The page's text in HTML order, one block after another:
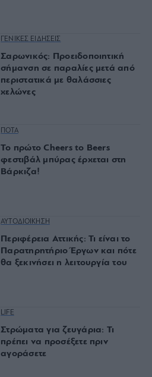
ΓΕΝΙΚΕΣ ΕΙΔΗΣΕΙΣ
Σαρωνικός: Προειδοποιητική
σήμανση σε παραλίες μετά από
περιστατικά με θαλάσσιες
χελώνες
ΠΟΤΑ
Το πρώτο Cheers to Beers
φεστιβάλ μπύρας έρχεται στη
Βάρκιζα!
ΑΥΤΟΔΙΟΙΚΗΣΗ
Περιφέρεια Αττικής: Τι είναι το
Παρατηρητήριο Έργων και πότε
θα ξεκινήσει η λειτουργία του
LIFE
Στρώματα για ζευγάρια: Τι
πρέπει να προσέξετε πριν
αγοράσετε